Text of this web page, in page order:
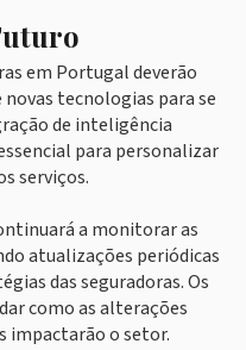
em Portugal deverão
novas tecnologias para se
de inteligência
para personalizar
serviços.
a monitorar as
atualizações periódicas
das seguradoras. Os
como as alterações
impactarão o setor.